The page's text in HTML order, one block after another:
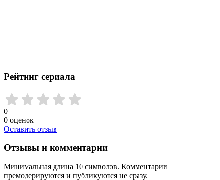
Рейтинг сериала
0
0 оценок
Оставить отзыв
Отзывы и комментарии
Минимальная длина 10 символов. Комментарии
премодерируются и публикуются не сразу.